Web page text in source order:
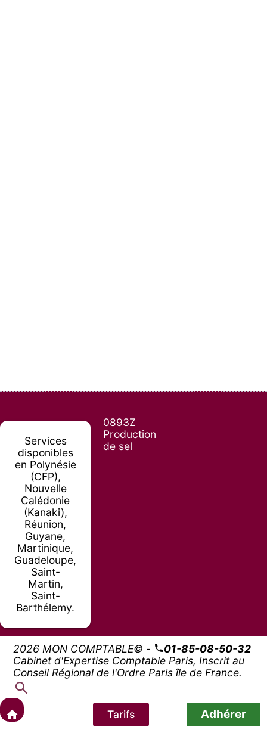
Services
disponibles
en Polynésie
(CFP),
Nouvelle
Calédonie
(Kanaki),
Réunion,
Guyane,
Martinique,
Guadeloupe,
Saint-
Martin,
Saint-
Barthélemy.
0893Z
Production
de sel
2026 MON COMPTABLE© -
01-85-08-50-32
Cabinet d'Expertise Comptable Paris, Inscrit au
Conseil Régional de l'Ordre Paris île de France.
Tarifs Adhérer